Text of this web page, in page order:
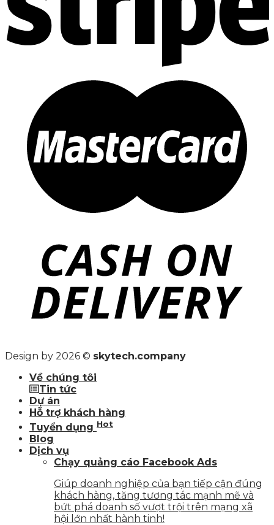
Design by 2026 © skytech.company
Về chúng tôi
Tin tức
Dự án
Hỗ trợ khách hàng
Tuyển dụng Hot
Blog
Dịch vụ
Chạy quảng cáo Facebook Ads
Giúp doanh nghiệp của bạn tiếp cận đúng
khách hàng, tăng tương tác mạnh mẽ và
bứt phá doanh số vượt trội trên mạng xã
hội lớn nhất hành tinh!